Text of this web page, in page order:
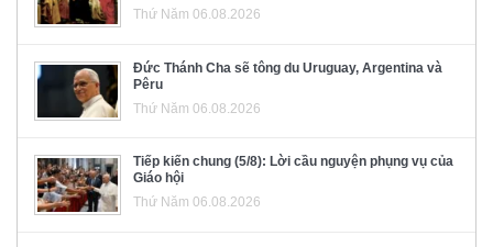
Thứ Năm 06.08.2026
Đức Thánh Cha sẽ tông du Uruguay, Argentina và
Pêru
Thứ Năm 06.08.2026
Tiếp kiến chung (5/8): Lời cầu nguyện phụng vụ của
Giáo hội
Thứ Năm 06.08.2026